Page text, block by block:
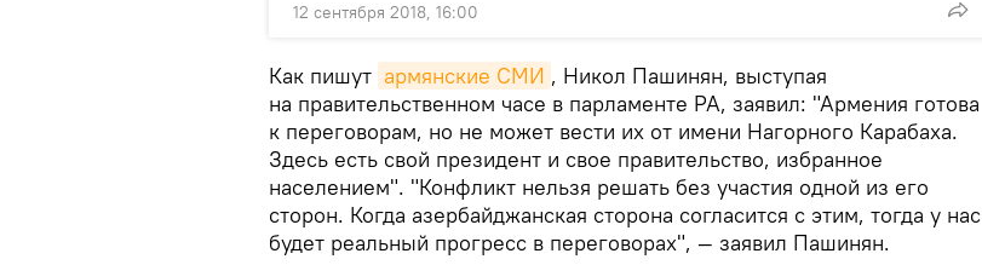
12 сентября 2018, 16:00
Как пишут армянские СМИ , Никол Пашинян, выступая
на правительственном часе в парламенте РА, заявил: "Армения готова
к переговорам, но не может вести их от имени Нагорного Карабаха.
Здесь есть свой президент и свое правительство, избранное
населением". "Конфликт нельзя решать без участия одной из его
сторон. Когда азербайджанская сторона согласится с этим, тогда у нас
будет реальный прогресс в переговорах", — заявил Пашинян.